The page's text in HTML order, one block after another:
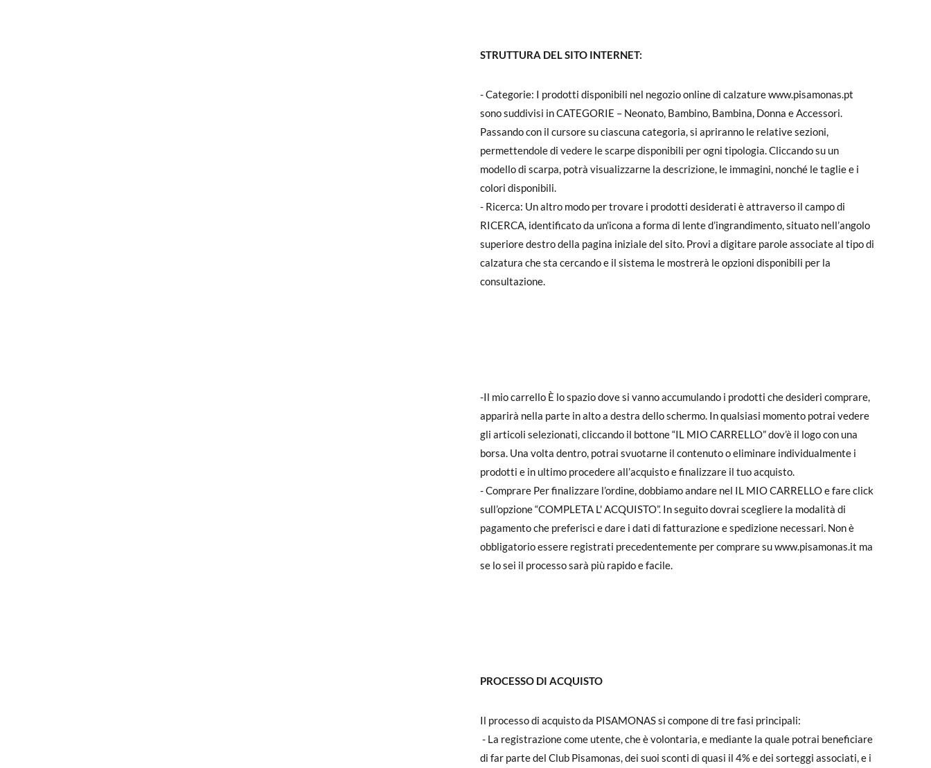
STRUTTURA DEL SITO INTERNET:
- Categorie: I prodotti disponibili nel negozio online di calzature www.pisamonas.pt
sono suddivisi in CATEGORIE – Neonato, Bambino, Bambina, Donna e Accessori.
Passando con il cursore su ciascuna categoria, si apriranno le relative sezioni,
permettendole di vedere le scarpe disponibili per ogni tipologia. Cliccando su un
modello di scarpa, potrà visualizzarne la descrizione, le immagini, nonché le taglie e i
colori disponibili.
- Ricerca: Un altro modo per trovare i prodotti desiderati è attraverso il campo di
RICERCA, identificato da un'icona a forma di lente d’ingrandimento, situato nell’angolo
superiore destro della pagina iniziale del sito. Provi a digitare parole associate al tipo di
calzatura che sta cercando e il sistema le mostrerà le opzioni disponibili per la
consultazione.
-Il mio carrello È lo spazio dove si vanno accumulando i prodotti che desideri comprare,
apparirà nella parte in alto a destra dello schermo. In qualsiasi momento potrai vedere
gli articoli selezionati, cliccando il bottone “IL MIO CARRELLO” dov’è il logo con una
borsa. Una volta dentro, potrai svuotarne il contenuto o eliminare individualmente i
prodotti e in ultimo procedere all’acquisto e finalizzare il tuo acquisto.
- Comprare Per finalizzare l’ordine, dobbiamo andare nel IL MIO CARRELLO e fare click
sull’opzione “COMPLETA L' ACQUISTO”. In seguito dovrai scegliere la modalità di
pagamento che preferisci e dare i dati di fatturazione e spedizione necessari. Non è
obbligatorio essere registrati precedentemente per comprare su www.pisamonas.it ma
se lo sei il processo sarà più rapido e facile.
PROCESSO DI ACQUISTO
Il processo di acquisto da PISAMONAS si compone di tre fasi principali:
- La registrazione come utente, che è volontaria, e mediante la quale potrai beneficiare
di far parte del Club Pisamonas, dei suoi sconti di quasi il 4% e dei sorteggi associati, e i